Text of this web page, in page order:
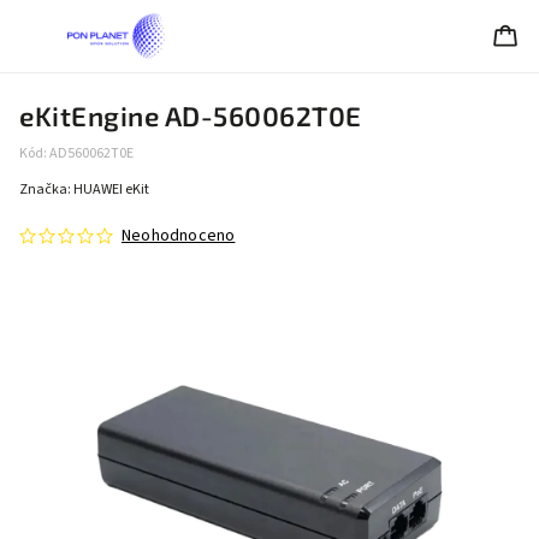
eKitEngine AD-560062T0E
Kód:AD560062T0E
Neohodnoceno
Značka: HUAWEI eKit